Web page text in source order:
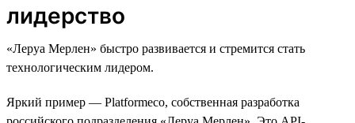
лидерство
«Леруа Мерлен» быстро развивается и стремится стать
технологическим лидером.
Яркий пример — Platformeco, собственная разработка